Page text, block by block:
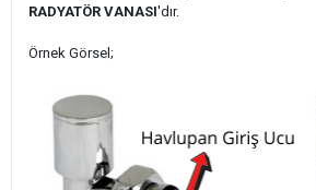
RADYATÖR VANASI'dır.
Örnek Görsel;